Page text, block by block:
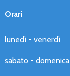
Orari
lunedì - venerdì
sabato - domenica